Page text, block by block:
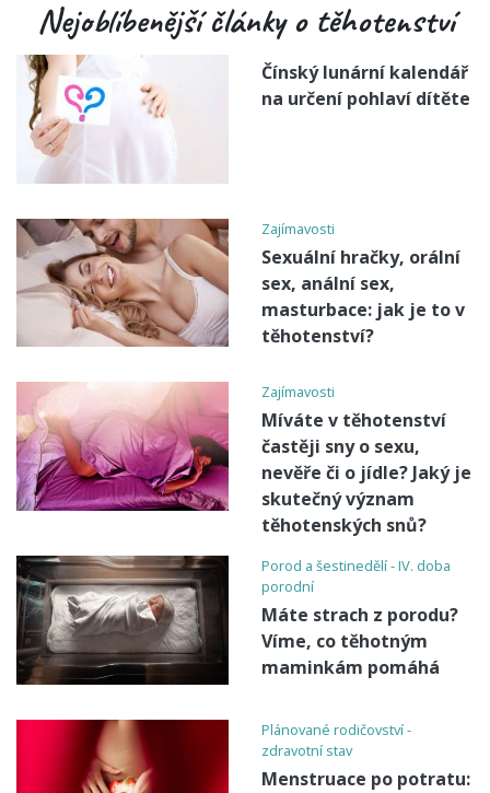
Nejoblíbenější články o těhotenství
Čínský lunární kalendář
na určení pohlaví dítěte
Zajímavosti
Sexuální hračky, orální
sex, anální sex,
masturbace: jak je to v
těhotenství?
Zajímavosti
Míváte v těhotenství
častěji sny o sexu,
nevěře či o jídle? Jaký je
skutečný význam
těhotenských snů?
Porod a šestinedělí - IV. doba
porodní
Máte strach z porodu?
Víme, co těhotným
maminkám pomáhá
Plánované rodičovství -
zdravotní stav
Menstruace po potratu: